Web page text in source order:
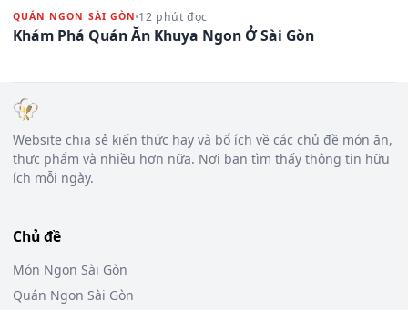
QUÁN NGON SÀI GÒN 12 phút đọc
Khám Phá Quán Ăn Khuya Ngon Ở Sài Gòn
Website chia sẻ kiến thức hay và bổ ích về các chủ đề món ăn,
thực phẩm và nhiều hơn nữa. Nơi bạn tìm thấy thông tin hữu
ích mỗi ngày.
Chủ đề
Món Ngon Sài Gòn
Quán Ngon Sài Gòn